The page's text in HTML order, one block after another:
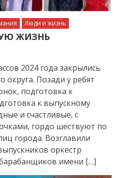
Люди и жизнь
ЖИЗНЬ
2024 года закрылись
округа. Позади у ребят
подготовка к
к выпускному
и счастливые, с
гордо шествуют по
города. Возглавили
оркестр
имени […]